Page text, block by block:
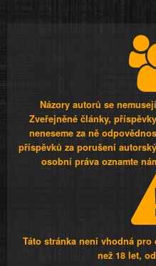
Názory autorů se
Zveřejněné články,
neneseme za ně
příspěvků za porušení
osobní práva oznamte
Táto stránka není vhodná pro
než 18 let,